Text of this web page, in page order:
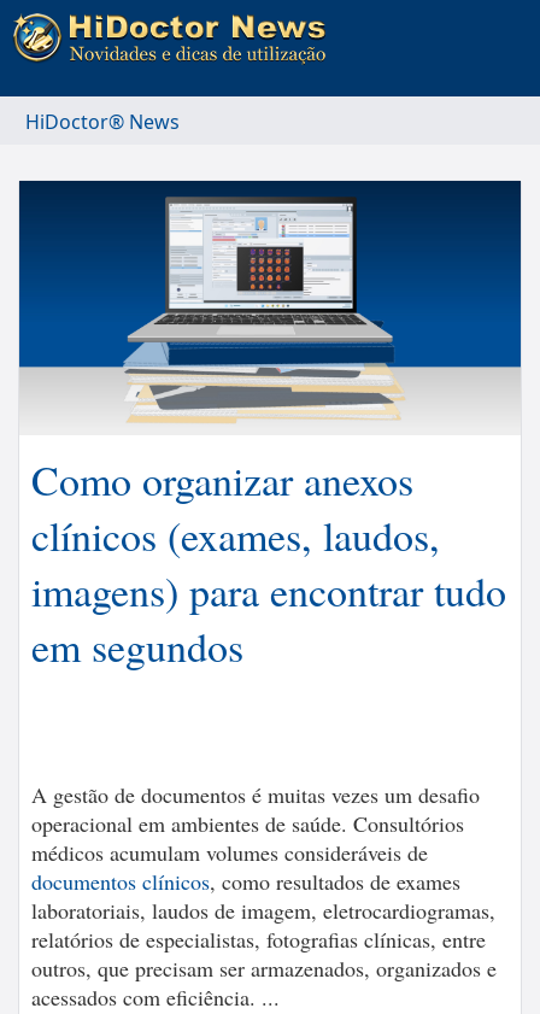
HiDoctor® News
Como organizar anexos
clínicos (exames, laudos,
imagens) para encontrar tudo
em segundos
A gestão de documentos é muitas vezes um desafio
operacional em ambientes de saúde. Consultórios
médicos acumulam volumes consideráveis de
documentos clínicos, como resultados de exames
laboratoriais, laudos de imagem, eletrocardiogramas,
relatórios de especialistas, fotografias clínicas, entre
outros, que precisam ser armazenados, organizados e
acessados com eficiência. ...